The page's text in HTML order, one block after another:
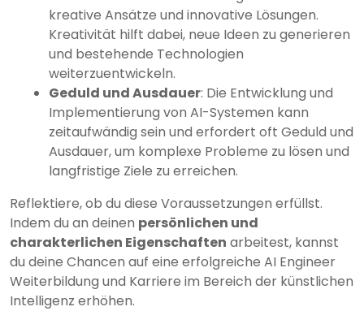
kreative Ansätze und innovative Lösungen.
Kreativität hilft dabei, neue Ideen zu generieren
und bestehende Technologien
weiterzuentwickeln.
Geduld und Ausdauer: Die Entwicklung und
Implementierung von AI-Systemen kann
zeitaufwändig sein und erfordert oft Geduld und
Ausdauer, um komplexe Probleme zu lösen und
langfristige Ziele zu erreichen.
Reflektiere, ob du diese Voraussetzungen erfüllst.
Indem du an deinen persönlichen und
charakterlichen Eigenschaften arbeitest, kannst
du deine Chancen auf eine erfolgreiche AI Engineer
Weiterbildung und Karriere im Bereich der künstlichen
Intelligenz erhöhen.